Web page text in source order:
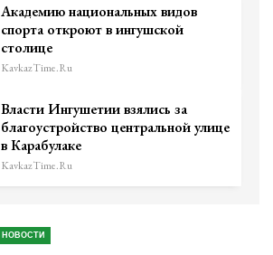
Академию национальных видов
спорта откроют в ингушской
столице
KavkazTime.ru
Власти Ингушетии взялись за
благоустройство центральной улице
в Карабулаке
KavkazTime.ru
НОВОСТИ